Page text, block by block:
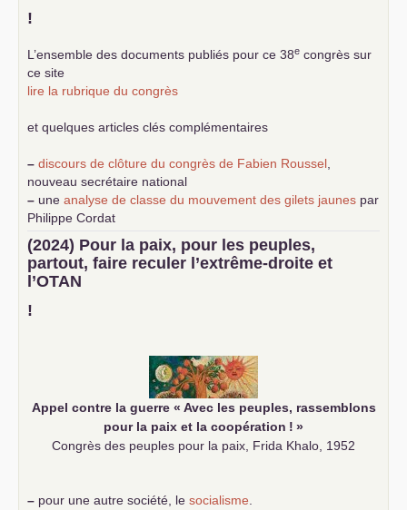
!
L’ensemble des documents publiés pour ce 38e congrès sur
ce site
lire la rubrique du congrès
et quelques articles clés complémentaires
– discours de clôture du congrès de Fabien Roussel
nouveau secrétaire national
– une analyse de classe du mouvement des gilets jaunes par
Philippe Cordat
–
un texte de Jean-Claude Delaunay
le marxisme est la
science sociale de notre temps
–un appel proposé aux partis communistes et ouvrier
d’Europe
–
(2024) Pour la paix, pour les peuples,
partout, faire reculer l’extrême-droite et
l’OTAN
!
Appel contre la guerre « Avec les peuples, rassemblons
pour la paix et la coopération ! »
Congrès des peuples pour la paix, Frida Khalo, 1952
– pour une autre société, le socialisme